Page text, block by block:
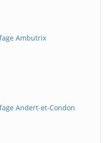
Ambutrix
Andert-et-Condon